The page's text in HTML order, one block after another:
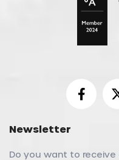
Newsletter
Do you want to